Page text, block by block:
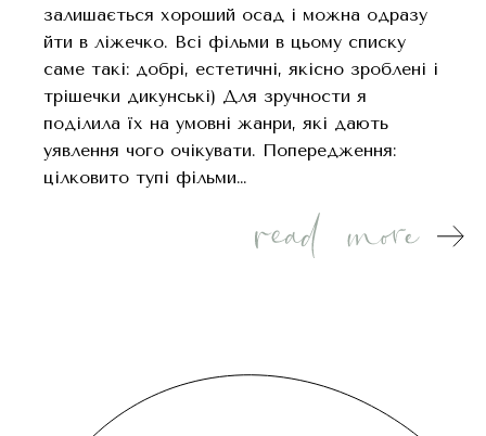
залишається хороший осад і можна одразу
йти в ліжечко. Всі фільми в цьому списку
саме такі: добрі, естетичні, якісно зроблені і
трішечки дикунські) Для зручности я
поділила їх на умовні жанри, які дають
уявлення чого очікувати. Попередження:
цілковито тупі фільми…